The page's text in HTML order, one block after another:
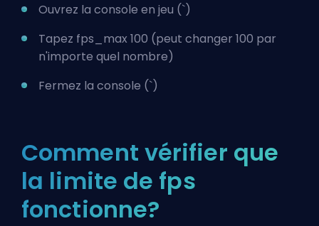
Ouvrez la console en jeu (`)
Tapez fps_max 100 (peut changer 100 par
n'importe quel nombre)
Fermez la console (`)
Comment vérifier que
la limite de fps
fonctionne?